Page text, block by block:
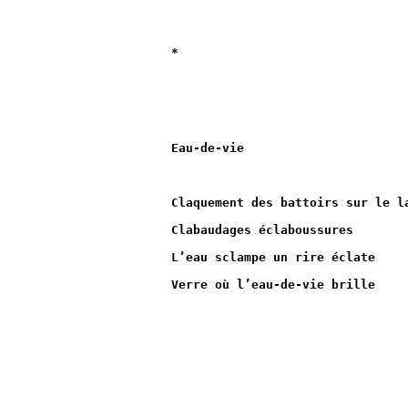
*
Eau-de-vie
Claquement des battoirs sur le
Clabaudages éclaboussures
L’eau sclampe un rire éclate
Verre où l’eau-de-vie brille